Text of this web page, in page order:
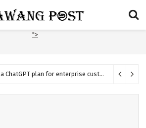
">
OpenAI launches a ChatGPT plan for enterprise customers 31/05/